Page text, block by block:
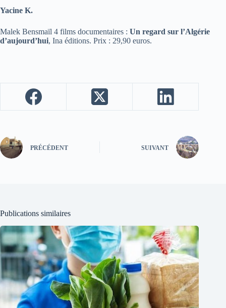
Yacine K.
Malek Bensmaïl 4 films documentaires : Un regard sur l’Algérie
d’aujourd’hui, Ina éditions. Prix : 29,90 euros.
PRÉCÉDENT SUIVANT
Publications similaires